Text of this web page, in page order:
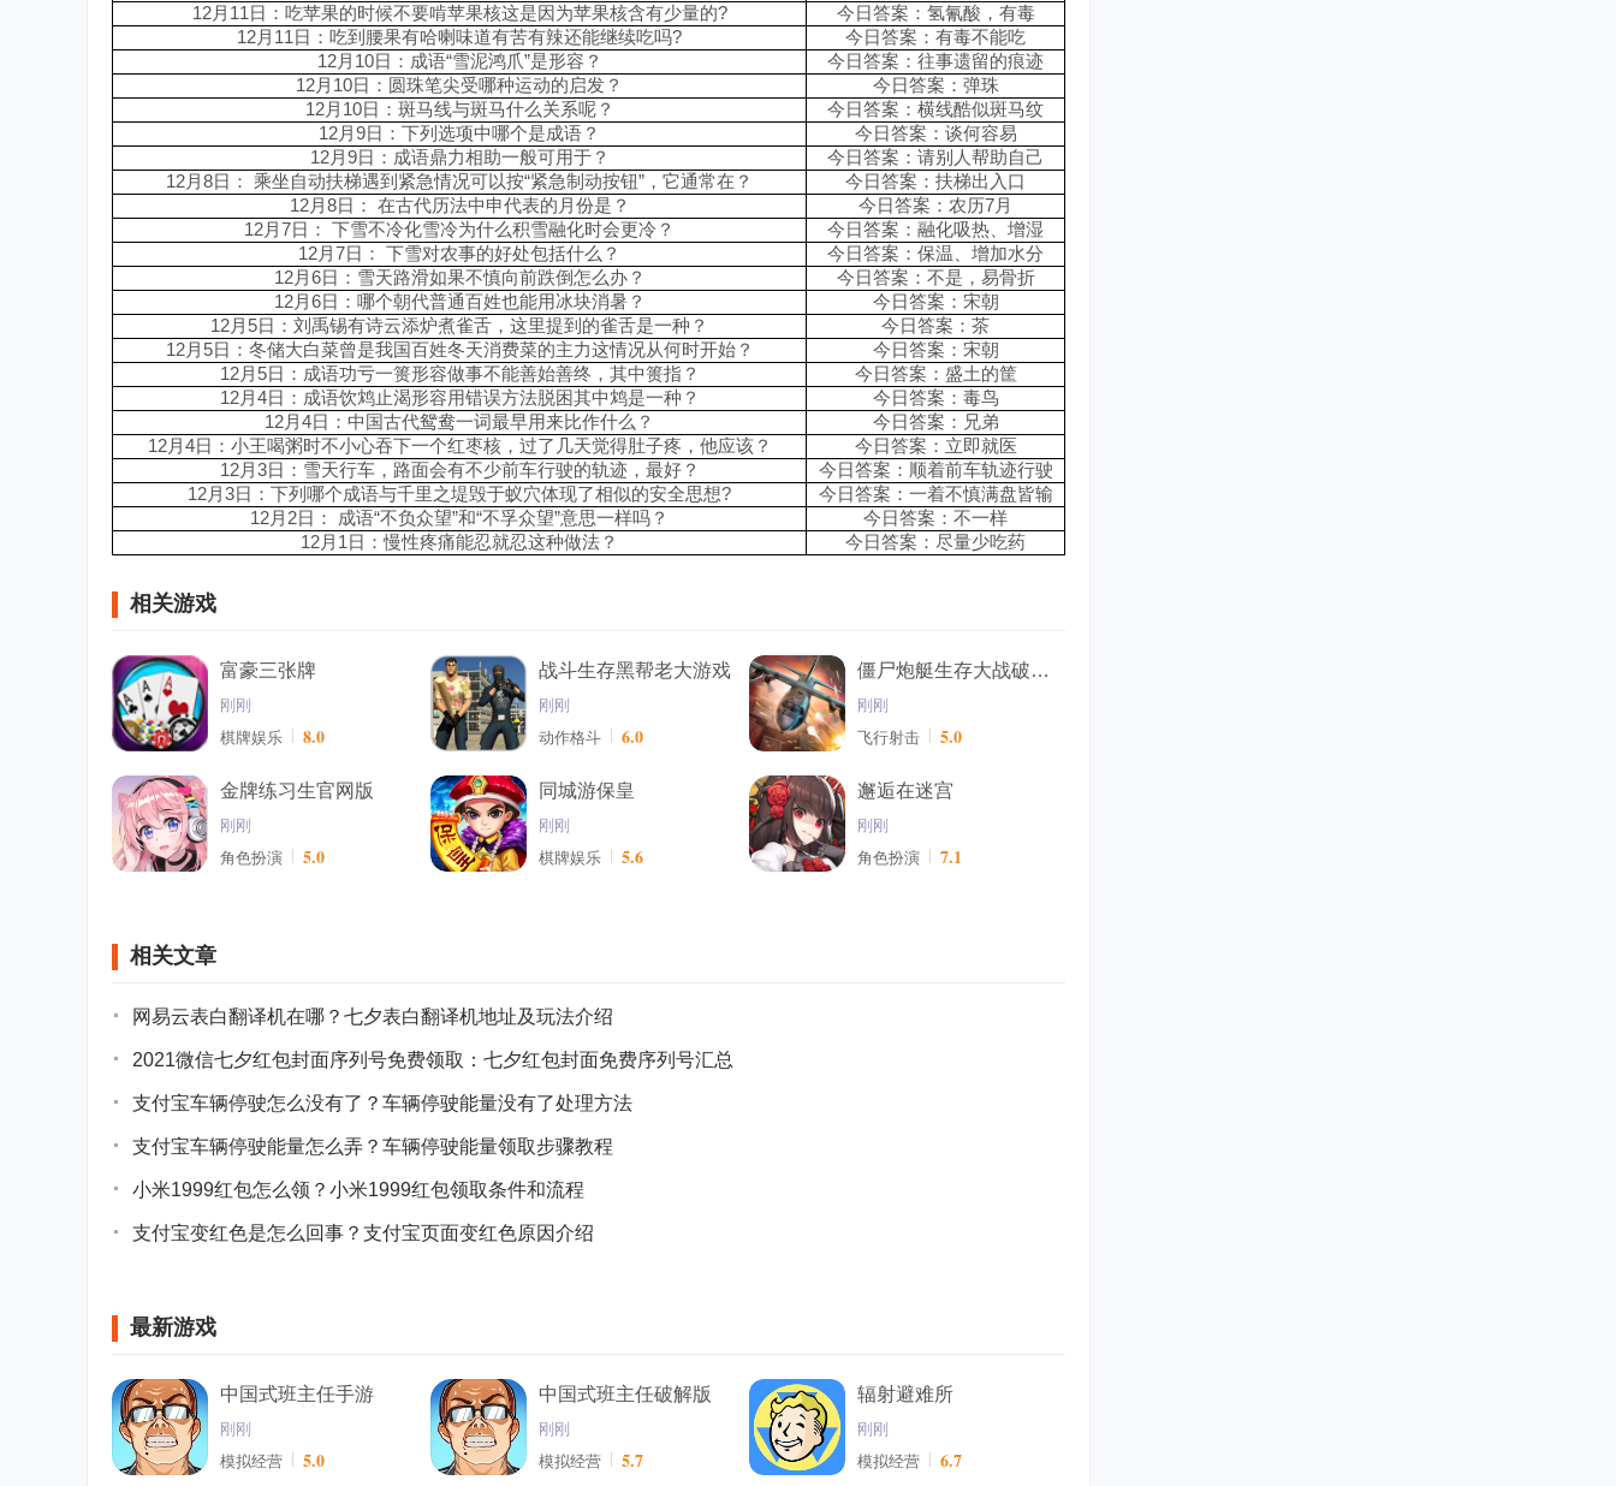
12月11日：吃苹果的时候不要啃苹果核这是因为苹果核含有少量的?
今日答案：氢氰酸，有毒
12月11日：吃到腰果有哈喇味道有苦有辣还能继续吃吗?
今日答案：有毒不能吃
12月10日：成语“雪泥鸿爪”是形容？
今日答案：往事遗留的痕迹
12月10日：圆珠笔尖受哪种运动的启发？
今日答案：弹珠
12月10日：斑马线与斑马什么关系呢？
今日答案：横线酷似斑马纹
12月9日：下列选项中哪个是成语？
今日答案：谈何容易
12月9日：成语鼎力相助一般可用于？
今日答案：请别人帮助自己
12月8日： 乘坐自动扶梯遇到紧急情况可以按“紧急制动按钮”，它通常在？
今日答案：扶梯出入口
12月8日： 在古代历法中申代表的月份是？
今日答案：农历7月
12月7日： 下雪不冷化雪冷为什么积雪融化时会更冷？
今日答案：融化吸热、增湿
12月7日： 下雪对农事的好处包括什么？
今日答案：保温、增加水分
12月6日：雪天路滑如果不慎向前跌倒怎么办？
今日答案：不是，易骨折
12月6日：哪个朝代普通百姓也能用冰块消暑？
今日答案：宋朝
12月5日：刘禹锡有诗云添炉煮雀舌，这里提到的雀舌是一种？
今日答案：茶
12月5日：冬储大白菜曾是我国百姓冬天消费菜的主力这情况从何时开始？
今日答案：宋朝
12月5日：成语功亏一篑形容做事不能善始善终，其中篑指？
今日答案：盛土的筐
12月4日：成语饮鸩止渴形容用错误方法脱困其中鸩是一种？
今日答案：毒鸟
12月4日：中国古代鸳鸯一词最早用来比作什么？
今日答案：兄弟
12月4日：小王喝粥时不小心吞下一个红枣核，过了几天觉得肚子疼，他应该？
今日答案：立即就医
12月3日：雪天行车，路面会有不少前车行驶的轨迹，最好？
今日答案：顺着前车轨迹行驶
12月3日：下列哪个成语与千里之堤毁于蚁穴体现了相似的安全思想?
今日答案：一着不慎满盘皆输
12月2日： 成语“不负众望”和“不孚众望”意思一样吗？
今日答案：不一样
12月1日：慢性疼痛能忍就忍这种做法？
今日答案：尽量少吃药
相关游戏
富豪三张牌
刚刚
棋牌娱乐
8.0
战斗生存黑帮老大游戏
刚刚
动作格斗
6.0
僵尸炮艇生存大战破解版最新
刚刚
飞行射击
5.0
金牌练习生官网版
刚刚
角色扮演
5.0
同城游保皇
刚刚
棋牌娱乐
5.6
邂逅在迷宫
刚刚
角色扮演
7.1
相关文章
网易云表白翻译机在哪？七夕表白翻译机地址及玩法介绍
2021微信七夕红包封面序列号免费领取：七夕红包封面免费序列号汇总
支付宝车辆停驶怎么没有了？车辆停驶能量没有了处理方法
支付宝车辆停驶能量怎么弄？车辆停驶能量领取步骤教程
小米1999红包怎么领？小米1999红包领取条件和流程
支付宝变红色是怎么回事？支付宝页面变红色原因介绍
最新游戏
中国式班主任手游
刚刚
模拟经营
5.0
中国式班主任破解版
刚刚
模拟经营
5.7
辐射避难所
刚刚
模拟经营
6.7